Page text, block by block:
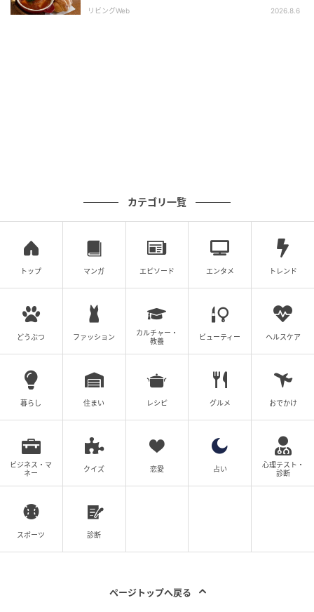
2026年3月21日から29日に開催される「みなとみらい
21さくらフェスタ2026」との連携キャンペーンも実施
しています。
ワークショップ参加時に「さくらパスポート」を提示
したお子様には、ノベルティ「桜の物語工作ブック」
がプレゼントされます。
2日間合計で先着300名限定のため、なくなり次第終了
です。
盛り込んだ、ものづくりと想像力を育む工作ブックと
なっています。
リビングWeb 2026.8.6
カテゴリ一覧
トップ マンガ エピソード エンタメ トレンド
どうぶつ ファッション
カルチャー・
教養
ビューティー ヘルスケア
暮らし 住まい レシピ グルメ おでかけ
ビジネス・マ
ネー
クイズ 恋愛 占い
心理テスト・
診断
スポーツ 診断
ページトップへ戻る